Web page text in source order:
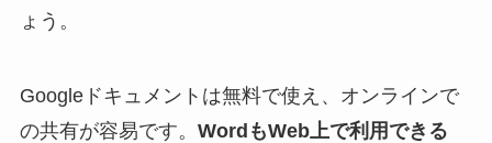
ょう。
Googleドキュメントは無料で使え、オンラインで
の共有が容易です。 WordもWeb上で利用できる